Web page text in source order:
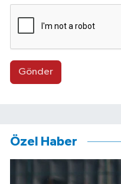
Gönder
Özel Haber